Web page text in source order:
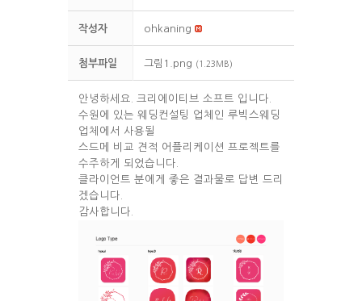
작성자 ohkaning
첨부파일 그림1.png (1.23MB)
안녕하세요. 크리에이티브 소프트 입니다.
수원에 있는 웨딩컨설팅 업체인 루빅스웨딩
업체에서 사용될
스드메 비교 견적 어플리케이션 프로젝트를
수주하게 되었습니다.
클라이언트 분에게 좋은 결과물로 답변 드리
겠습니다.
감사합니다.